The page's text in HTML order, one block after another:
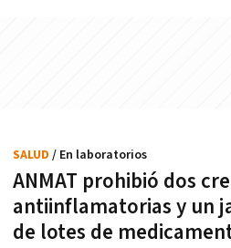
ANMAT prohibió dos
antiinflamatorias y un
de lotes de
SALUD / En laboratorios